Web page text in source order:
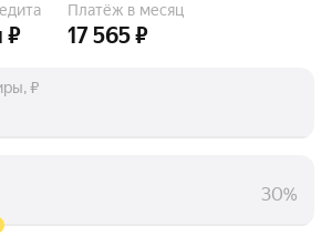
₽
Платёж в месяц
17 565 ₽
₽
30%